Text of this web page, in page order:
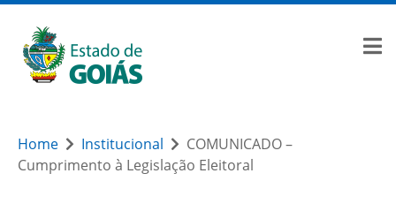
Home Institucional
COMUNICADO –
Cumprimento à Legislação Eleitoral